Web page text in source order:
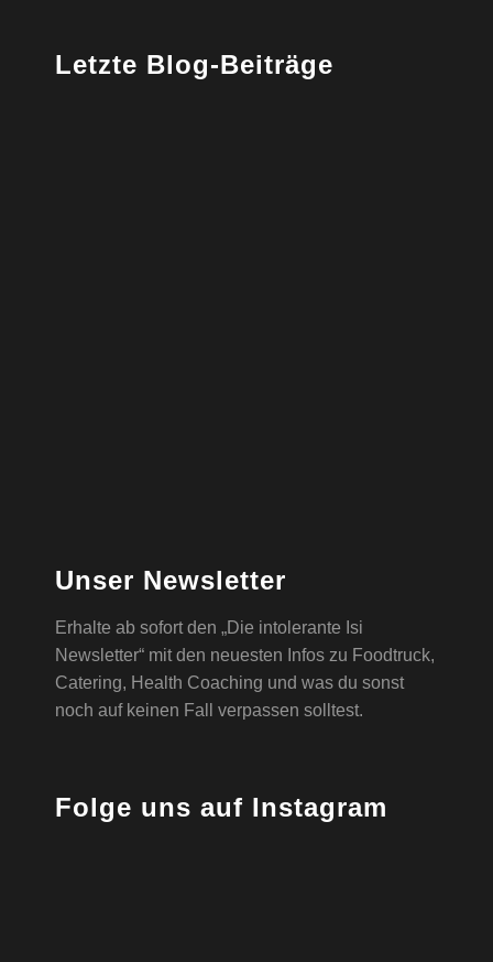
Letzte Blog-Beiträge
Unser Newsletter
Erhalte ab sofort den „Die intolerante Isi
Newsletter“ mit den neuesten Infos zu Foodtruck,
Catering, Health Coaching und was du sonst
noch auf keinen Fall verpassen solltest.
Folge uns auf Instagram